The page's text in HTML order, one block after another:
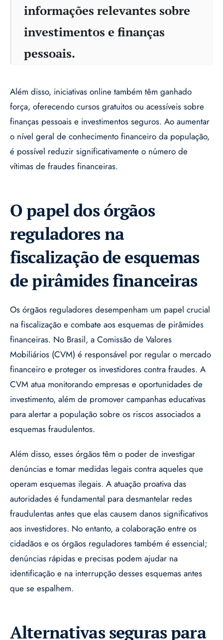
informações relevantes sobre
investimentos e finanças
pessoais.
Além disso, iniciativas online também têm ganhado
força, oferecendo cursos gratuitos ou acessíveis sobre
finanças pessoais e investimentos seguros. Ao aumentar
o nível geral de conhecimento financeiro da população,
é possível reduzir significativamente o número de
vítimas de fraudes financeiras.
O papel dos órgãos
reguladores na
fiscalização de esquemas
de pirâmides financeiras
Os órgãos reguladores desempenham um papel crucial
na fiscalização e combate aos esquemas de pirâmides
financeiras. No Brasil, a Comissão de Valores
Mobiliários (CVM) é responsável por regular o mercado
financeiro e proteger os investidores contra fraudes. A
CVM atua monitorando empresas e oportunidades de
investimento, além de promover campanhas educativas
para alertar a população sobre os riscos associados a
esquemas fraudulentos.
Além disso, esses órgãos têm o poder de investigar
denúncias e tomar medidas legais contra aqueles que
operam esquemas ilegais. A atuação proativa das
autoridades é fundamental para desmantelar redes
fraudulentas antes que elas causem danos significativos
aos investidores. No entanto, a colaboração entre os
cidadãos e os órgãos reguladores também é essencial;
denúncias rápidas e precisas podem ajudar na
identificação e na interrupção desses esquemas antes
que se espalhem.
Alternativas seguras para